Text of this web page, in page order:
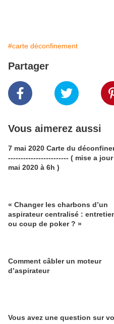
#carte déconfinement
Partager
Vous aimerez aussi
7 mai 2020 Carte du
------------------------ ( mise a
mai 2020 à 6h )
« Changer les charbons d’un
aspirateur centralisé :
ou coup de poker ? »
Comment câbler un moteur
d’aspirateur
Vous avez une question sur